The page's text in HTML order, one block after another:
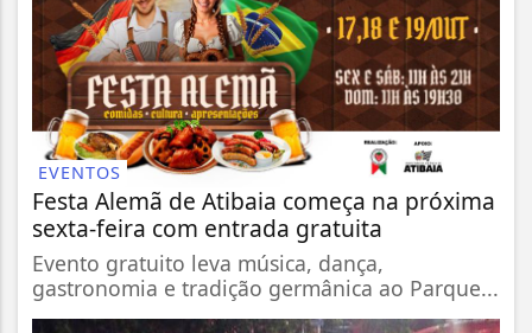
EVENTOS
Festa Alemã de Atibaia começa na próxima
sexta-feira com entrada gratuita
Evento gratuito leva música, dança,
gastronomia e tradição germânica ao Parque...